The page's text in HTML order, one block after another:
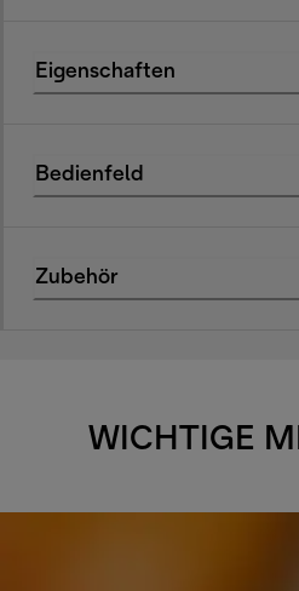
Eigenschaften
Bedienfeld
Zubehör
WICHTIGE